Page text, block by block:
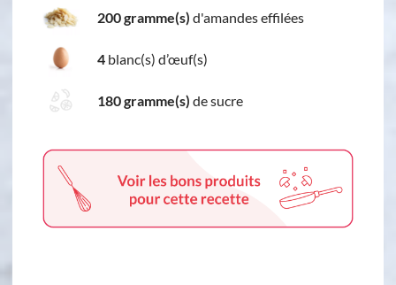
200 gramme(s) d'amandes effilées
4 blanc(s) d’œuf(s)
180 gramme(s) de sucre